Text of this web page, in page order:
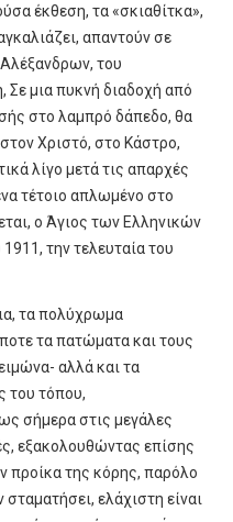
έκθεση, τα «σκιαθίτκα»,
απαντούν σε
του
Σε μια πυκνή διαδοχή από
στο λαμπρό δάπεδο, θα
στον Χριστό, στο Κάστρο,
λίγο μετά τις απαρχές
τέτοιο απλωμένο στο
ο Άγιος των Ελληνικών
την τελευταία του
τα πολύχρωμα
τα πατώματα και τους
αλλά και τα
του τόπου,
σήμερα στις μεγάλες
εξακολουθώντας επίσης
προίκα της κόρης, παρόλο
ελάχιστη είναι